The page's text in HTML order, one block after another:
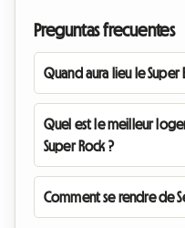
Preguntas frecuentes
Quand aura lieu le Super
Quel est le meilleur
Super Rock ?
Comment se rendre de